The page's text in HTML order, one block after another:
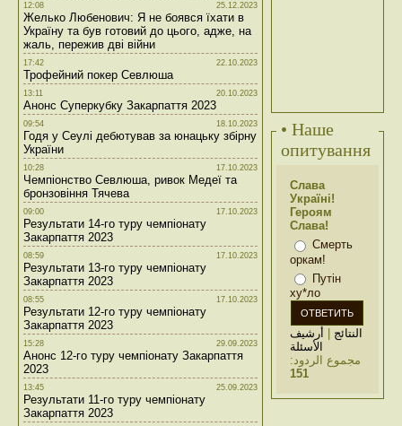
12:08 25.12.2023
Желько Любенович: Я не боявся їхати в
Україну та був готовий до цього, адже, на
жаль, пережив дві війни
17:42 22.10.2023
Трофейний покер Севлюша
13:11 20.10.2023
Анонс Суперкубку Закарпаття 2023
09:54 18.10.2023
Годя у Сеулі дебютував за юнацьку збірну
України
10:28 17.10.2023
Чемпіонство Севлюша, ривок Медеї та
бронзовіння Тячева
09:00 17.10.2023
Результати 14-го туру чемпіонату
Закарпаття 2023
08:59 17.10.2023
Результати 13-го туру чемпіонату
Закарпаття 2023
08:55 17.10.2023
Результати 12-го туру чемпіонату
Закарпаття 2023
15:28 29.09.2023
Анонс 12-го туру чемпіонату Закарпаття
2023
13:45 25.09.2023
Результати 11-го туру чемпіонату
Закарпаття 2023
• Наше
опитування
Слава
Україні!
Героям
Слава!
Смерть
оркам!
Путін
ху*ло
النتائج | أرشيف
الأسئلة
مجموع الردود:
151